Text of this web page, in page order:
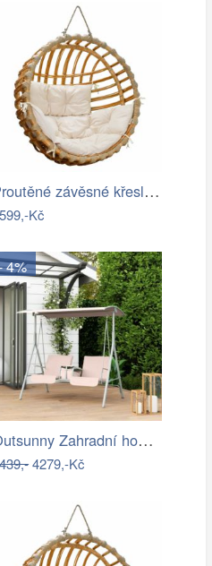
Proutěné závěsné křeslo Elis, přírodní…
Kč
4%
Outsunny Zahradní houpačka, dvoumístná,…
4279,-Kč